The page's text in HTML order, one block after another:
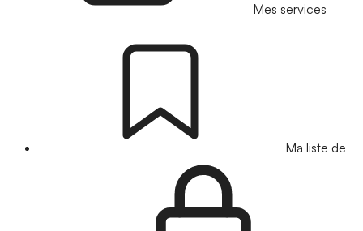
Mes services
Ma liste de